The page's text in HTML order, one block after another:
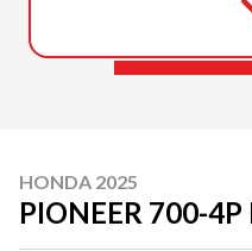
HONDA 2025
PIONEER 700-4P